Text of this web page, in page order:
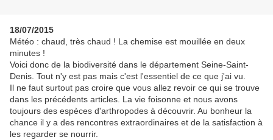
18/07/2015
Météo : chaud, très chaud ! La chemise est mouillée en deux
minutes !
Voici donc de la biodiversité dans le département Seine-Saint-
Denis. Tout n'y est pas mais c'est l'essentiel de ce que j'ai vu.
Il ne faut surtout pas croire que vous allez revoir ce qui se trouve
dans les précédents articles. La vie foisonne et nous avons
toujours des espèces d'arthropodes à découvrir. Au bonheur la
chance il y a des rencontres extraordinaires et de la satisfaction à
les regarder se nourrir.